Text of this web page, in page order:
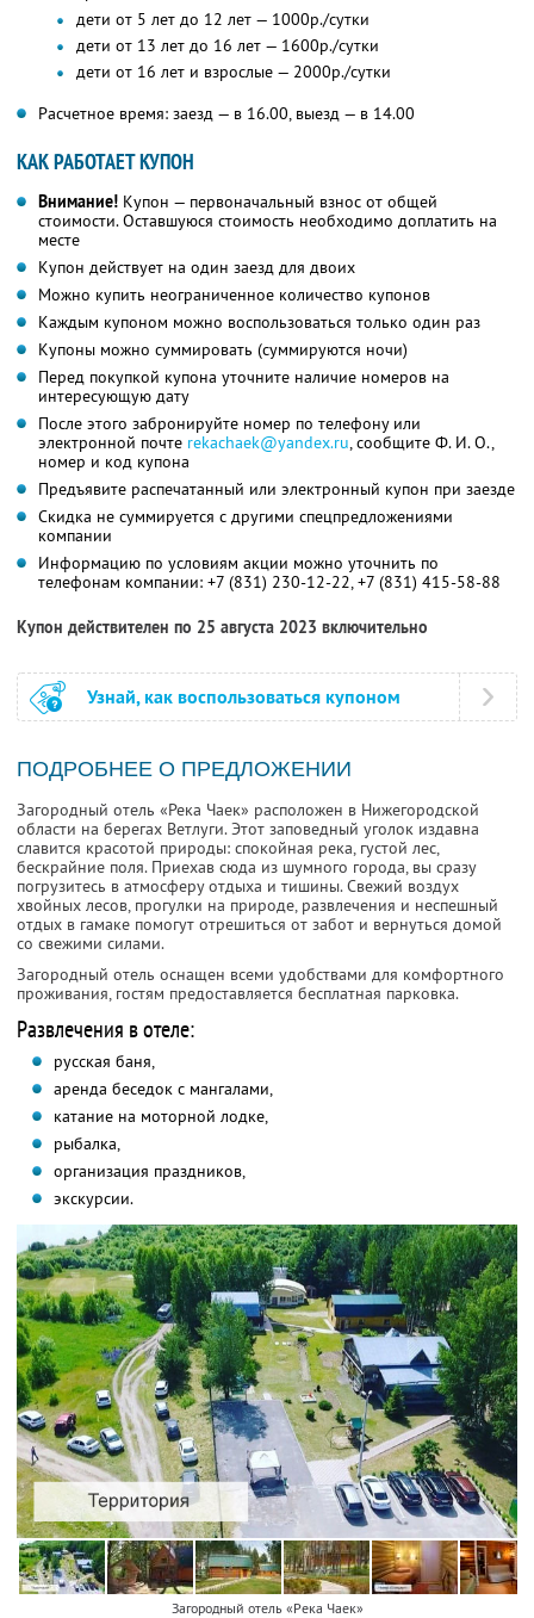
дети от 5 лет до 12 лет — 1000р./сутки
дети от 13 лет до 16 лет — 1600р./сутки
дети от 16 лет и взрослые — 2000р./сутки
Расчетное время: заезд — в 16.00, выезд — в 14.00
КАК РАБОТАЕТ КУПОН
Внимание! Купон — первоначальный взнос от общей
стоимости. Оставшуюся стоимость необходимо доплатить на
месте
Купон действует на один заезд для двоих
Можно купить неограниченное количество купонов
Каждым купоном можно воспользоваться только один раз
Купоны можно суммировать (суммируются ночи)
Перед покупкой купона уточните наличие номеров на
интересующую дату
После этого забронируйте номер по телефону или
электронной почте rekachaek@yandex.ru, сообщите Ф. И. О.,
номер и код купона
Предъявите распечатанный или электронный купон при заезде
Скидка не суммируется с другими спецпредложениями
компании
Информацию по условиям акции можно уточнить по
телефонам компании: +7 (831) 230-12-22, +7 (831) 415-58-88
Купон действителен по 25 августа 2023 включительно
Узнай, как воспользоваться купоном
ПОДРОБНЕЕ О ПРЕДЛОЖЕНИИ
Загородный отель «Река Чаек» расположен в Нижегородской
области на берегах Ветлуги. Этот заповедный уголок издавна
славится красотой природы: спокойная река, густой лес,
бескрайние поля. Приехав сюда из шумного города, вы сразу
погрузитесь в атмосферу отдыха и тишины. Свежий воздух
хвойных лесов, прогулки на природе, развлечения и неспешный
отдых в гамаке помогут отрешиться от забот и вернуться домой
со свежими силами.
Загородный отель оснащен всеми удобствами для комфортного
проживания, гостям предоставляется бесплатная парковка.
Развлечения в отеле:
русская баня,
аренда беседок с мангалами,
катание на моторной лодке,
рыбалка,
организация праздников,
экскурсии.
Загородный отель «Река Чаек»